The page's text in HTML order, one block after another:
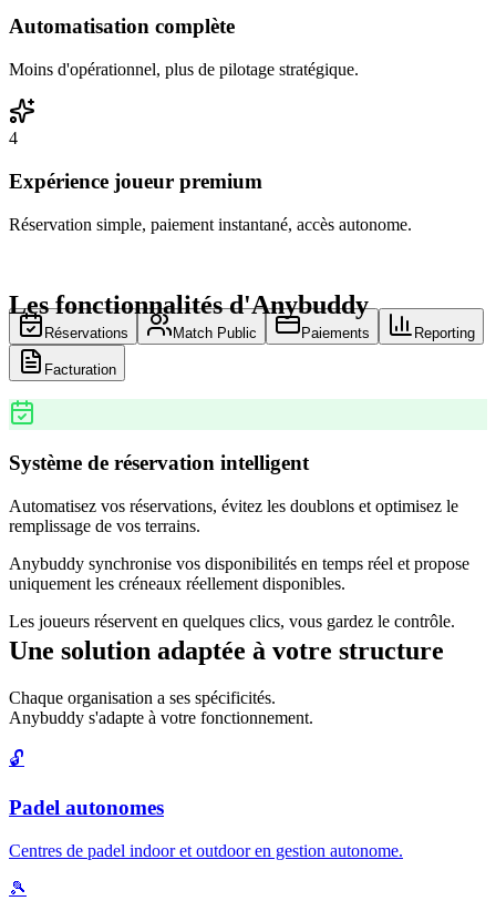
Automatisation complète
Moins d'opérationnel, plus de pilotage stratégique.
4
Expérience joueur premium
Réservation simple, paiement instantané, accès autonome.
Les fonctionnalités d'Anybuddy
Réservations Match Public Paiements Reporting
Facturation
Système de réservation intelligent
Automatisez vos réservations, évitez les doublons et optimisez le
remplissage de vos terrains.
Anybuddy synchronise vos disponibilités en temps réel et propose
uniquement les créneaux réellement disponibles.
Les joueurs réservent en quelques clics, vous gardez le contrôle.
Une solution adaptée à votre structure
Chaque organisation a ses spécificités.
Anybuddy s'adapte à votre fonctionnement.
🔓
Padel autonomes
Centres de padel indoor et outdoor en gestion autonome.
🎾